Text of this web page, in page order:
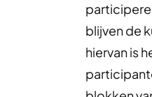
blijven de
hiervan is